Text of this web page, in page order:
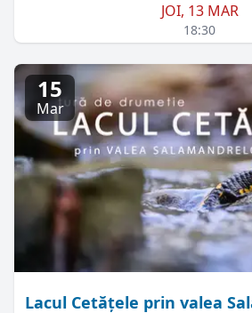
JOI, 13 MAR
18:30
15
Mar
Lacul Cetățele prin valea